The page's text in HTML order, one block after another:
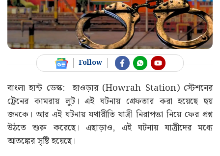
Follow
বাংলা হান্ট ডেস্ক: হাওড়ার (Howrah Station) স্টেশনের
ট্রেনের কামরায় লুট। এই ঘটনায় গ্ৰেফতার করা হয়েছে ছয়
জনকে। আর এই ঘটনায় যথারীতি যাত্রী নিরাপত্তা নিয়ে ফের প্রশ্ন
উঠতে শুরু করেছে। এছাড়াও, এই ঘটনায় যাত্রীদের মধ্যে
আতঙ্কের সৃষ্টি হয়েছে।